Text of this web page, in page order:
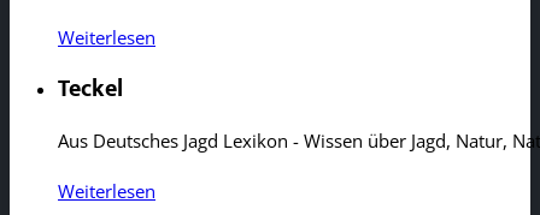
Weiterlesen
Teckel
Aus Deutsches Jagd Lexikon - Wissen über Jagd, Natur,
Weiterlesen